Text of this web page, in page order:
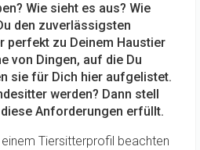
Wie sieht es aus? Wie
den zuverlässigsten
perfekt zu Deinem Haustier
von Dingen, auf die Du
sie für Dich hier aufgelistet.
werden? Dann stell
Anforderungen erfüllt.
einem Tiersitterprofil beachten